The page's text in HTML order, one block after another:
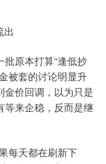
原本打算“逢低抄
被套的讨论明显升
金价回调，以为只是
等来企稳，反而是继
每天都在刷新下